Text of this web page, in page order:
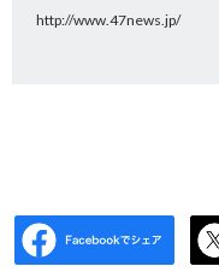
http://www.47news.jp/